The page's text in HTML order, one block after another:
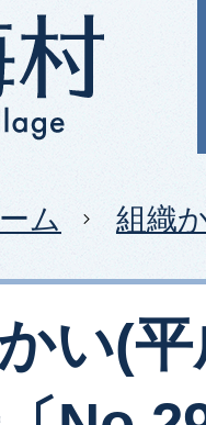
ム 組織
い(